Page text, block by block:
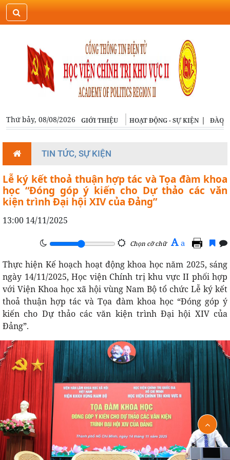
ĐĂNG NHẬP
Thứ bảy, 08/08/2026 GIỚI THIỆU HOẠT ĐỘNG - SỰ KIỆN ĐÀO
TIN TỨC, SỰ KIỆN
Lễ ký kết thoả thuận hợp tác và Tọa đàm khoa
học “Đóng góp ý kiến cho Dự thảo các văn
kiện trình Đại hội XIV của Đảng”
13:00 14/11/2025
Chọn cỡ chữ A a
Thực hiện Kế hoạch hoạt động khoa học năm 2025, sáng
ngày 14/11/2025, Học viện Chính trị khu vực II phối hợp
với Viện Khoa học xã hội vùng Nam Bộ tổ chức Lễ ký kết
thoả thuận hợp tác và Tọa đàm khoa học “Đóng góp ý
kiến cho Dự thảo các văn kiện trình Đại hội XIV của
Đảng”.